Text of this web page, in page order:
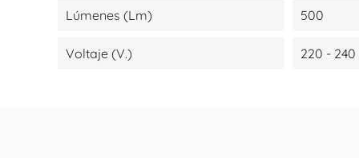
Lúmenes (lm) 500
Voltaje (V.) 220 - 240